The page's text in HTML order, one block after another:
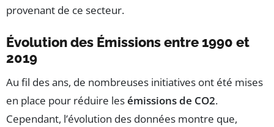
provenant de ce secteur.
Évolution des Émissions entre 1990 et
2019
Au fil des ans, de nombreuses initiatives ont été mises
en place pour réduire lesémissions de CO2.
Cependant, l’évolution des données montre que,